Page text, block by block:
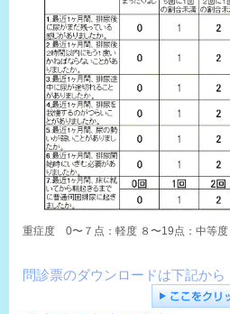
重症度 0〜７点：軽度 ８〜19点：中等
問診票のダウンロードは下記から
ここをクリ